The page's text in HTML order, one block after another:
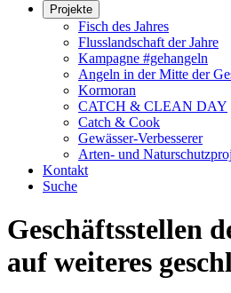
Projekte
Fisch des Jahres
Flusslandschaft der Jahre
Kampagne #gehangeln
Angeln in der Mitte der
Kormoran
CATCH & CLEAN DAY
Catch & Cook
Gewässer-Verbesserer
Arten- und
Kontakt
Suche
Geschäftsstellen
auf weiteres